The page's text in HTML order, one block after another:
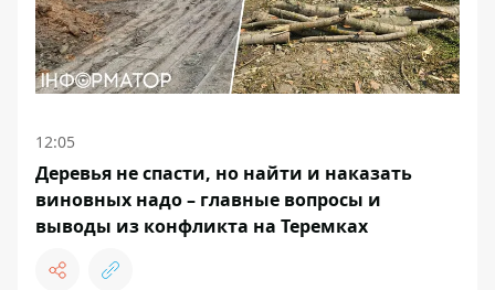
12:05
Деревья не спасти, но найти и наказать
виновных надо – главные вопросы и
выводы из конфликта на Теремках